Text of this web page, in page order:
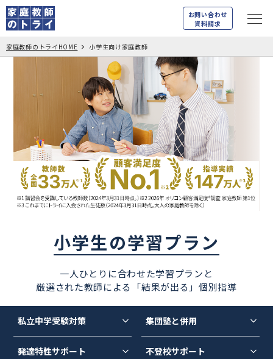
お問い合わせ
資料請求
家庭教師のトライHOME 小学生向け家庭教師
小学生の学習プラン
一人ひとりに合わせた学習プランと
厳選された教師による「結果が出る」個別指導
私立中学受験対策 集団塾と併用
発達特性サポート
不登校サポート